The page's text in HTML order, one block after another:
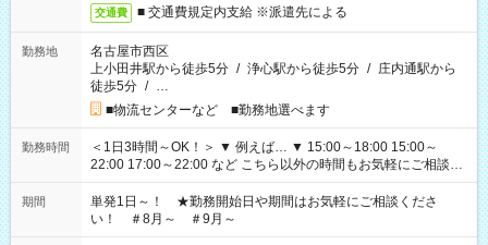
交通費 ■ 交通費規定内支給 ※派遣先による
勤務地
名古屋市西区
上小田井駅から徒歩5分 / 浄心駅から徒歩5分 / 庄内通駅から
徒歩5分 / …
■物流センターなど ■勤務地選べます
勤務時間
＜1日3時間～OK！＞ ▼ 例えば… ▼ 15:00～18:00 15:00～
22:00 17:00～22:00 など こちら以外の時間もお気軽にご相談く
ださい！
期間
単発1日～！ ★勤務開始日や期間はお気軽にご相談くださ
い！ ＃8月～ ＃9月～